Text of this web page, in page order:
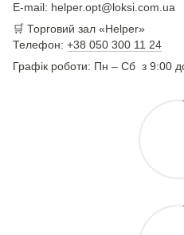
E-mail: helper.opt@loksi.com.ua
🛒 Торговий зал «Helper»
Телефон: +38 050 300 11 24
Графік роботи: Пн – Сб з 9:00